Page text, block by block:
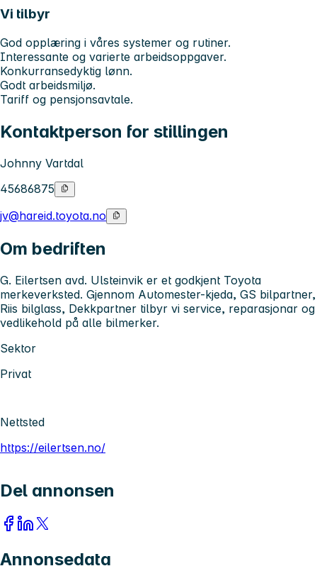
Vi tilbyr
God opplæring i våres systemer og rutiner.
Interessante og varierte arbeidsoppgaver.
Konkurransedyktig lønn.
Godt arbeidsmiljø.
Tariff og pensjonsavtale.
Kontaktperson for stillingen
Johnny Vartdal
45686875
jv@hareid.toyota.no
Om bedriften
G. Eilertsen avd. Ulsteinvik er et godkjent Toyota
merkeverksted. Gjennom Automester-kjeda, GS bilpartner,
Riis bilglass, Dekkpartner tilbyr vi service, reparasjonar og
vedlikehold på alle bilmerker.
Sektor
Privat
Nettsted
https://eilertsen.no/
Del annonsen
Annonsedata